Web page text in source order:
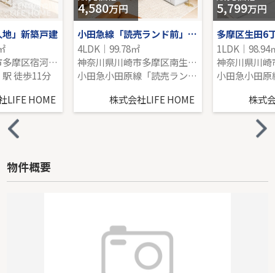
」新築戸建
神奈川県川崎市多摩区宿河原７丁目
徒歩11分
LIFE HOME
4,580万円
小田急線「読売ランド前」新築戸建
4LDK｜99.78㎡
神奈川県川崎市多摩区南生田３丁目
小田急小田原線「読売ランド前」駅 徒歩20分
株式会社LIFE HOME
5,799万円
多摩区生田6
1LDK｜98.94
株式
物件概要